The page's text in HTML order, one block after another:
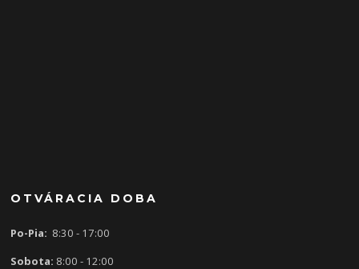
OTVÁRACIA DOBA
Po-Pia: 8:30 - 17:00
Sobota: 8:00 - 12:00